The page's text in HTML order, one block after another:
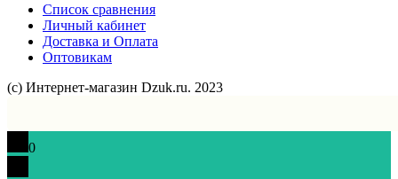
Список сравнения
Личный кабинет
Доставка и Оплата
Оптовикам
(с) Интернет-магазин Dzuk.ru. 2023
0